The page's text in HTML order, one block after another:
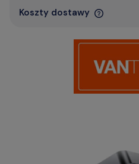
Koszty dostawy